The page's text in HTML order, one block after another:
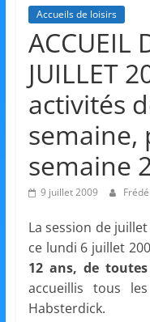
Accueils de loisirs
ACCUEIL
JUILLET
activités
semaine,
semaine
9 juillet 2009
La session de
ce lundi 6 juillet
12 ans, de
accueillis tous
Habsterdick.